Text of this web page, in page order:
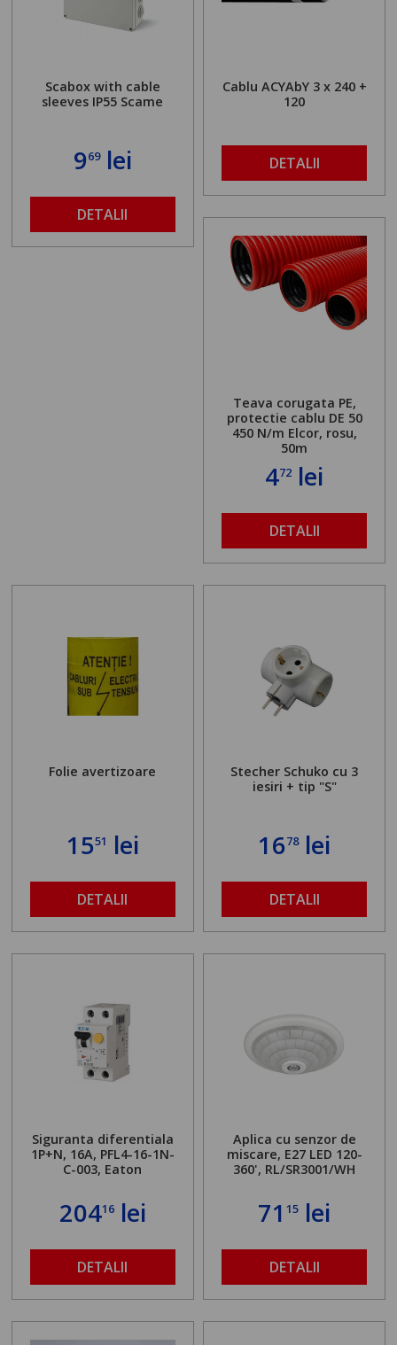
Scabox with cable
sleeves IP55 Scame
969lei
DETALII
Cablu ACYAbY 3 x 240 +
120
DETALII
Teava corugata PE,
protectie cablu DE 50
450 N/m Elcor, rosu,
50m
472 lei
DETALII
Folie avertizoare
1551 lei
DETALII
Stecher Schuko cu 3
iesiri + tip "S"
1678lei
DETALII
Siguranta diferentiala
1P+N, 16A, PFL4-16-1N-
C-003, Eaton
20416lei
DETALII
Aplica cu senzor de
miscare, E27 LED 120-
360', RL/SR3001/WH
7115 lei
DETALII